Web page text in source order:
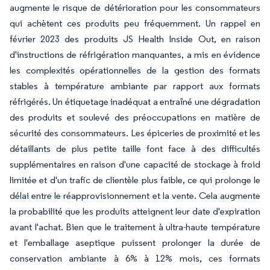
augmente le risque de détérioration pour les consommateurs
qui achètent ces produits peu fréquemment. Un rappel en
février 2023 des produits JS Health Inside Out, en raison
d'instructions de réfrigération manquantes, a mis en évidence
les complexités opérationnelles de la gestion des formats
stables à température ambiante par rapport aux formats
réfrigérés. Un étiquetage inadéquat a entraîné une dégradation
des produits et soulevé des préoccupations en matière de
sécurité des consommateurs. Les épiceries de proximité et les
détaillants de plus petite taille font face à des difficultés
supplémentaires en raison d'une capacité de stockage à froid
limitée et d'un trafic de clientèle plus faible, ce qui prolonge le
délai entre le réapprovisionnement et la vente. Cela augmente
la probabilité que les produits atteignent leur date d'expiration
avant l'achat. Bien que le traitement à ultra-haute température
et l'emballage aseptique puissent prolonger la durée de
conservation ambiante à 6% à 12% mois, ces formats